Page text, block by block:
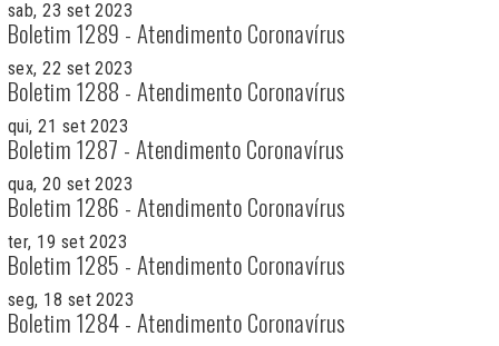
sab, 23 set 2023
Boletim 1289 - Atendimento Coronavírus
sex, 22 set 2023
Boletim 1288 - Atendimento Coronavírus
qui, 21 set 2023
Boletim 1287 - Atendimento Coronavírus
qua, 20 set 2023
Boletim 1286 - Atendimento Coronavírus
ter, 19 set 2023
Boletim 1285 - Atendimento Coronavírus
seg, 18 set 2023
Boletim 1284 - Atendimento Coronavírus